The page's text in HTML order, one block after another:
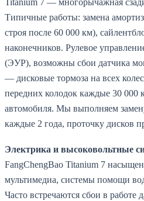
Titanium 7 — многорычажная
Типичные работы: замена
строя после 60 000 км),
наконечников. Рулевое
(ЭУР), возможны сбои датчика
— дисковые тормоза на всех
передних колодок каждые 30 000
автомобиля. Мы выполняем
каждые 2 года, проточку дисков
Электрика и высоковольтные
FangChengBao Titanium 7
мультимедиа, системы помощи
Часто встречаются сбои в работе